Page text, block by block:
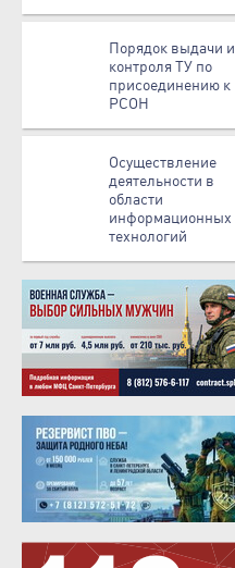
Порядок выдачи и
контроля ТУ по
присоединению к
РСОН
Осуществление
деятельности в
области
информационных
технологий